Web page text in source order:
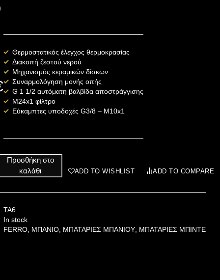
Θερμοστατικός έλεγχος θερμοκρασίας
Διακοπή ζεστού νερού
Μηχανισμός κεραμικών δίσκων
Συναρμολόγηση μονής οπής
G 1 1/2 αυτόματη βαλβίδα αποστράγγισης
M24x1 φίλτρο
Εύκαμπτες υποδοχές G3/8 – M10x1
Προσθήκη στο
καλάθι
ADD TO WISHLIST ADD TO COMPARE
TA6
In stock
FERRO, ΜΠΑΝΙΟ, ΜΠΑΤΑΡΙΕΣ ΜΠΑΝΙΟΥ, ΜΠΑΤΑΡΙΕΣ ΜΠΙΝΤΕ